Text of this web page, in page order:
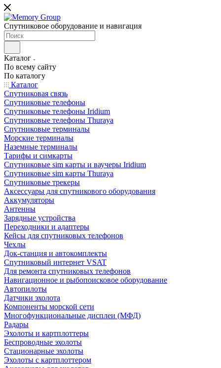
Спутниковое оборудование и навигация
Каталог
По всему сайту
По каталогу
Каталог
Спутниковая связь
Спутниковые телефоны
Спутниковые телефоны Iridium
Спутниковые телефоны Thuraya
Спутниковые терминалы
Морские терминалы
Наземные терминалы
Тарифы и симкарты
Спутниковые sim карты и ваучеры Iridium
Спутниковые sim карты Thuraya
Спутниковые трекеры
Аксессуары для спутникового оборудования
Аккумуляторы
Антенны
Зарядные устройства
Переходники и адаптеры
Кейсы для спутниковых телефонов
Чехлы
Док-станция и автокомплекты
Спутниковый интернет VSAT
Для ремонта спутниковых телефонов
Навигационное и рыбопоисковое оборудование
Автопилоты
Датчики эхолота
Компоненты морской сети
Многофункциональные дисплеи (МФД)
Радары
Эхолоты и картплоттеры
Беспроводные эхолоты
Стационарные эхолоты
Эхолоты с картплоттером